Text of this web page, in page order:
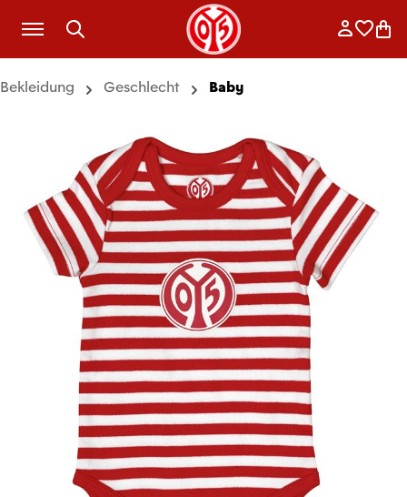
Zum Hauptinhalt springen
Bekleidung Geschlecht Baby